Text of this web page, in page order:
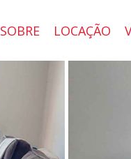
SOBRE LOCAÇÃO